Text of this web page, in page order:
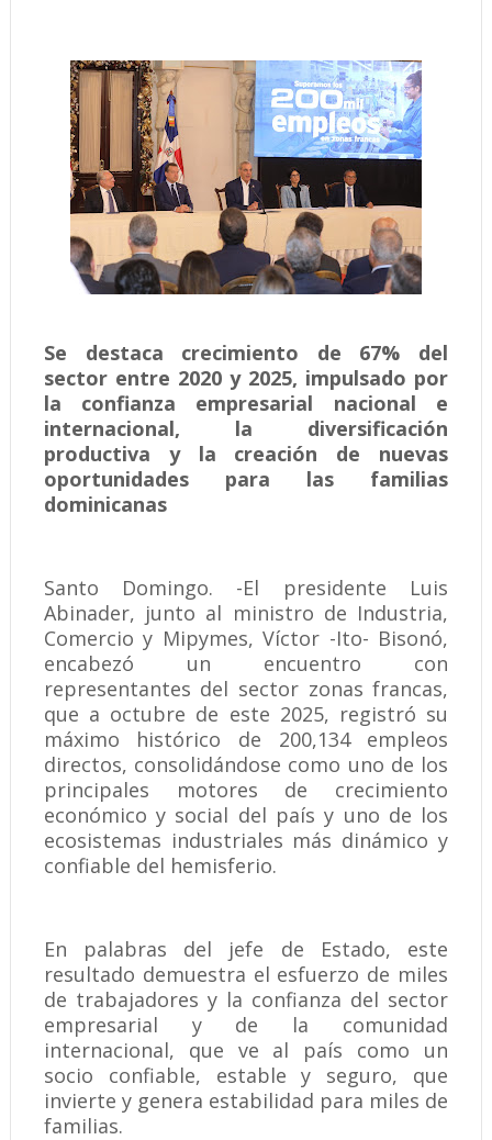
Se destaca crecimiento de 67% del
sector entre 2020 y 2025, impulsado por
la confianza empresarial nacional e
internacional, la diversificación
productiva y la creación de nuevas
oportunidades para las familias
dominicanas
Santo Domingo. -El presidente Luis
Abinader, junto al ministro de Industria,
Comercio y Mipymes, Víctor -Ito- Bisonó,
encabezó un encuentro con
representantes del sector zonas francas,
que a octubre de este 2025, registró su
máximo histórico de 200,134 empleos
directos, consolidándose como uno de los
principales motores de crecimiento
económico y social del país y uno de los
ecosistemas industriales más dinámico y
confiable del hemisferio.
En palabras del jefe de Estado, este
resultado demuestra el esfuerzo de miles
de trabajadores y la confianza del sector
empresarial y de la comunidad
internacional, que ve al país como un
socio confiable, estable y seguro, que
invierte y genera estabilidad para miles de
familias.